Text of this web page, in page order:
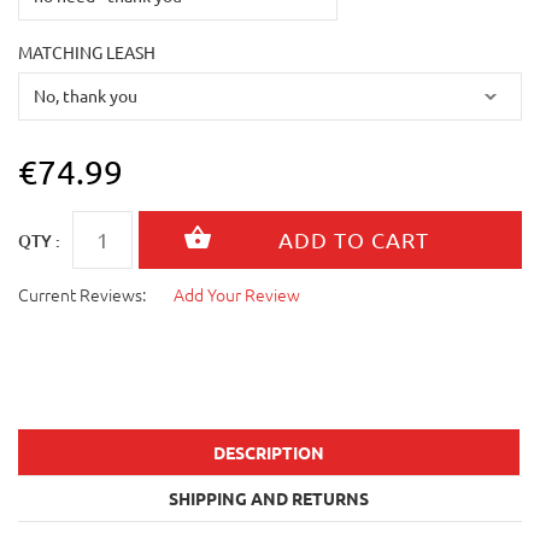
MATCHING LEASH
€74.99
QTY :
Current Reviews: Add Your Review
DESCRIPTION
SHIPPING AND RETURNS